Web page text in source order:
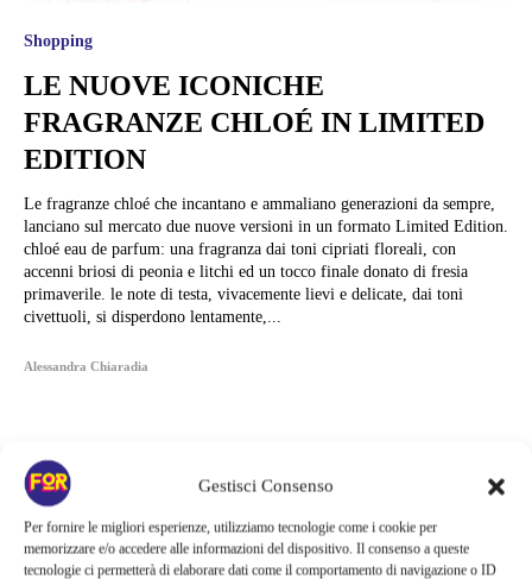
Gestisci Consenso
Per fornire le migliori esperienze, utilizziamo tecnologie come i cookie per
memorizzare e/o accedere alle informazioni del dispositivo. Il consenso a queste
tecnologie ci permetterà di elaborare dati come il comportamento di navigazione o ID
Shopping
LE NUOVE ICONICHE
FRAGRANZE CHLOÉ IN LIMITED
EDITION
Le fragranze chloé che incantano e ammaliano generazioni da sempre,
lanciano sul mercato due nuove versioni in un formato Limited Edition.
chloé eau de parfum: una fragranza dai toni cipriati floreali, con
accenni briosi di peonia e litchi ed un tocco finale donato di fresia
primaverile. le note di testa, vivacemente lievi e delicate, dai toni
civettuoli, si disperdono lentamente,...
Alessandra Chiaradia